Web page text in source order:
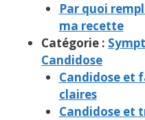
Par quoi
ma recette
Catégorie :
Candidose
Candidose et
claires
Candidose et